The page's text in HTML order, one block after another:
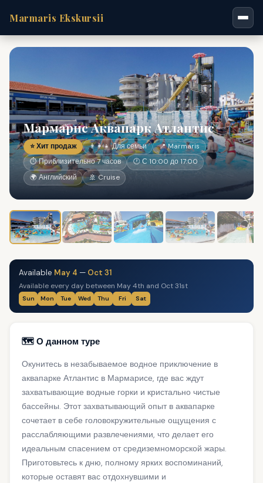
Marmaris Ekskursii
Мармарис Аквапарк Атлантис
⭐ Хит продаж 👨‍👩‍👧 Для семьи
📍 Marmaris
⏱ Приблизительно 7 часов
🕐 С 10:00 до 17:00
🌍 Английский
🚢 Cruise
Available May 4 — Oct 31
Available every day between May 4th and Oct 31st
Sun Mon Tue Wed Thu Fri Sat
🗺️ О данном туре
Окунитесь в незабываемое водное приключение в
аквапарке Атлантис в Мармарисе, где вас ждут
захватывающие водные горки и кристально чистые
бассейны. Этот захватывающий опыт в аквапарке
сочетает в себе головокружительные ощущения с
расслабляющими развлечениями, что делает его
идеальным спасением от средиземноморской жары.
Приготовьтесь к дню, полному ярких воспоминаний,
которые оставят вас отдохнувшими и